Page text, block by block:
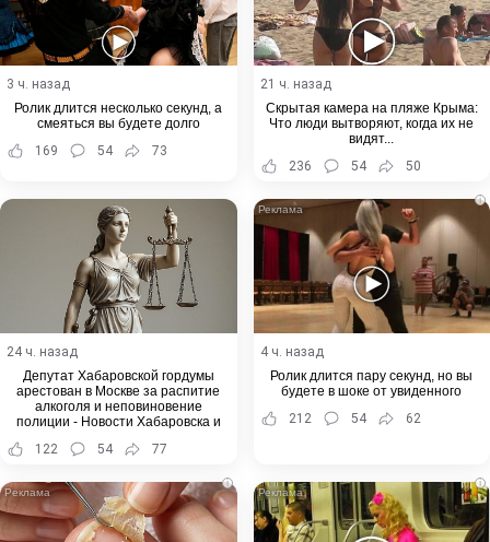
3 ч. назад
Ролик длится несколько секунд, а
смеяться вы будете долго
169
54 73
21 ч. назад
Скрытая камера на пляже Крыма:
Что люди вытворяют, когда их не
видят...
236
54 50
24 ч. назад
Депутат Хабаровской гордумы
арестован в Москве за распитие
алкоголя и неповиновение
полиции - Новости Хабаровска и
122 54 77
i
4 ч. назад
Ролик длится пару секунд, но вы
будете в шоке от увиденного
212
54 62
i i